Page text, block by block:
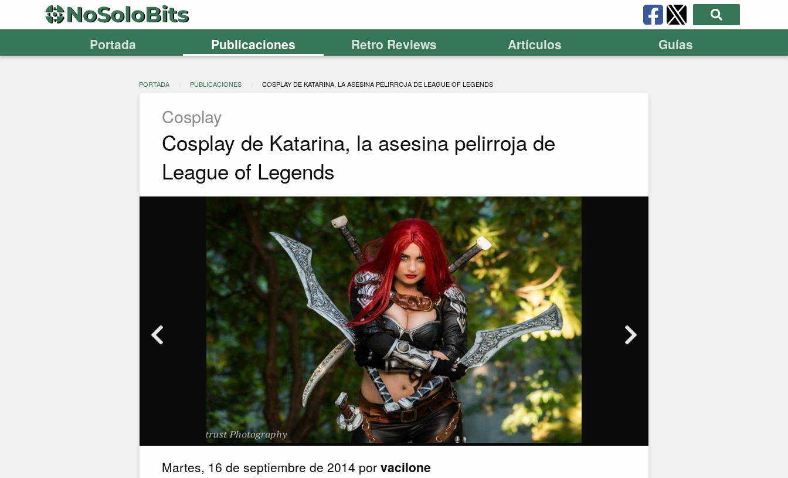
Portada Publicaciones Retro Reviews Artículos Guías
PORTADA PUBLICACIONES COSPLAY DE KATARINA, LA ASESINA PELIRROJA DE LEAGUE OF LEGENDS
Cosplay
Cosplay de Katarina, la asesina pelirroja de
League of Legends
Martes, 16 de septiembre de 2014 porvacilone